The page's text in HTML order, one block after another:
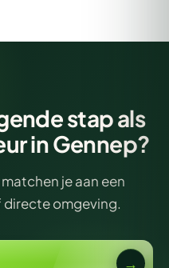
stap als
in Gennep?
je aan een
directe omgeving.